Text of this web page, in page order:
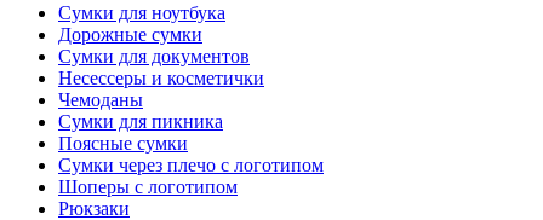
Сумки для ноутбука
Дорожные сумки
Сумки для документов
Несессеры и косметички
Чемоданы
Сумки для пикника
Поясные сумки
Сумки через плечо с логотипом
Шоперы с логотипом
Рюкзаки